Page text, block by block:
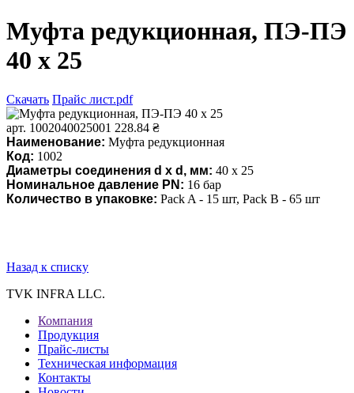
Муфта редукционная, ПЭ-ПЭ
40 х 25
Скачать Прайс лист.pdf
арт. 1002040025001 228.84 ₴
Наименование: Муфта редукционная
Код: 1002
Диаметры соединения d x d, мм: 40 х 25
Номинальное давление PN : 16 бар
Количество в упаковке: Pack A - 15 шт, Pack В - 65 шт
Назад к списку
TVK INFRA LLC.
Компания
Продукция
Прайс-листы
Техническая информация
Контакты